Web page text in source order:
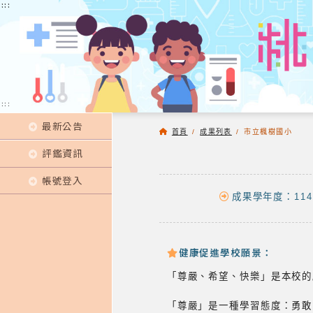
:::
:::
最新公告
評鑑資訊
帳號登入
首頁 /成果列表 / 市立楓樹國小
成果學年度：114
健康促進學校願景：
「尊嚴、希望、快樂」是本校
「尊嚴」是一種學習態度：勇
:::